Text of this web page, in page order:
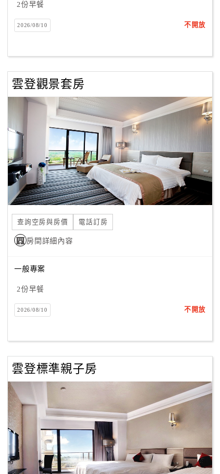
帳
戶
絡
Line
線
上
客
服
紅
查
訂
Q&A
國
旅
卡
房
請
款
收
據
2份早餐
2026/08/10 不開放
雲登觀景套房
查詢空房與房價 電話訂房
房間詳細內容
一般專案
2份早餐
2026/08/10 不開放
雲登標準親子房